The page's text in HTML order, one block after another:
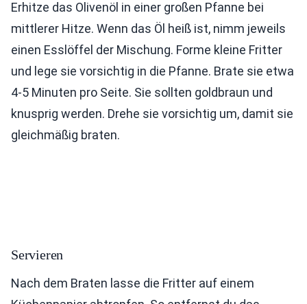
Erhitze das Olivenöl in einer großen Pfanne bei
mittlerer Hitze. Wenn das Öl heiß ist, nimm jeweils
einen Esslöffel der Mischung. Forme kleine Fritter
und lege sie vorsichtig in die Pfanne. Brate sie etwa
4-5 Minuten pro Seite. Sie sollten goldbraun und
knusprig werden. Drehe sie vorsichtig um, damit sie
gleichmäßig braten.
Servieren
Nach dem Braten lasse die Fritter auf einem